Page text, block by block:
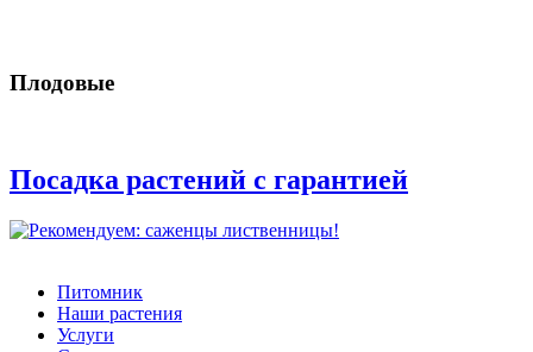
Плодовые
Посадка растений с гарантией
Питомник
Наши растения
Услуги